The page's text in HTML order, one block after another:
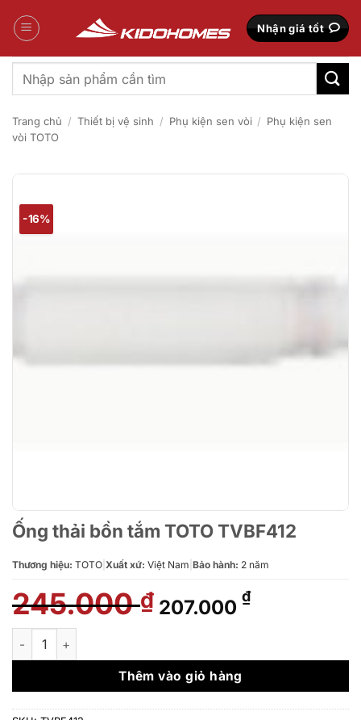
qua
Nhận giá tốt
Tìm
kiếm:
Trang chủ / Thiết bị vệ sinh / Phụ kiện sen vòi / Phụ kiện sen
vòi TOTO
-16%
Ống thải bồn tắm TOTO TVBF412
Thương hiệu: TOTO Xuất xứ: Việt Nam Bảo hành: 2 năm
245.000₫ Giá
gốc
245.000 ₫.
207.000 ₫Giá
là:
Ống thải bồn tắm TOTO TVBF412 số lượng
Thêm vào giỏ hàng